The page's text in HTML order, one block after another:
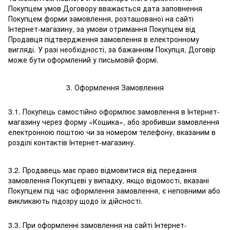
Покупцем умов Договору вважається дата заповнення
Покупцем форми замовлення, розташованої на сайті
Інтернет-магазину, за умови отримання Покупцем від
Продавця підтвердження замовлення в електронному
вигляді. У разі необхідності, за бажанням Покупця, Договір
може бути оформлений у письмовій формі.
3. Оформлення Замовлення
3.1. Покупець самостійно оформлює замовлення в Інтернет-
магазину через форму «Кошика», або зробивши замовлення
електронною поштою чи за номером телефону, вказаним в
розділі контактів Інтернет-магазину.
3.2. Продавець має право відмовитися від передання
замовлення Покупцеві у випадку, якщо відомості, вказані
Покупцем під час оформлення замовлення, є неповними або
викликають підозру щодо їх дійсності.
3.3. При оформленні замовлення на сайті Інтернет-